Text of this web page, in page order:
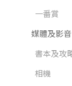
一番賞
媒體及影音
書本及攻
相機